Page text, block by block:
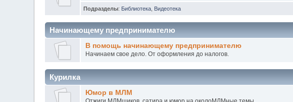
Подразделы: Библиотека Видеотека
Начинающему предпринимателю
В помощь начинающему предпринимателю
Начинаем свое дело. От оформления до налогов.
Курилка
Юмор в МЛМ